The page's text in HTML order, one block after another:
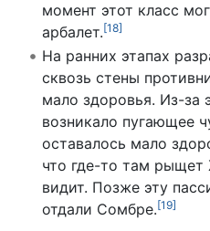
момент этот класс
арбалет.[18]
На ранних этапах
сквозь стены
мало здоровья. Из-за
возникало пугающее
оставалось мало
что где-то там
видит. Позже эту
отдали Сомбре.[19]